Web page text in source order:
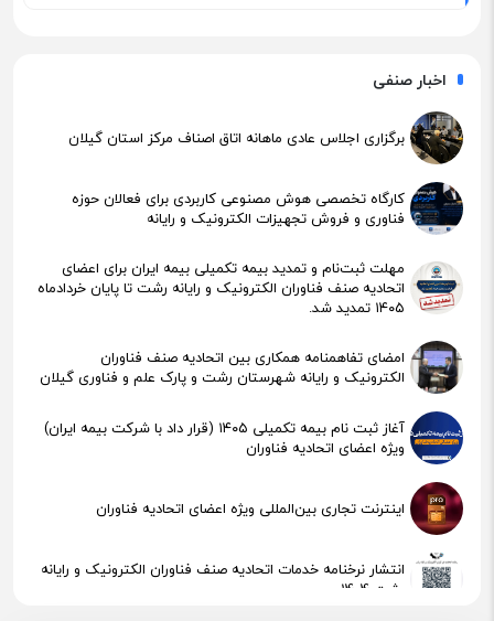
اخبار صنفی
برگزاری اجلاس عادی ماهانه اتاق اصناف مرکز استان گیلان
کارگاه تخصصی هوش مصنوعی کاربردی برای فعالان حوزه
فناوری و فروش تجهیزات الکترونیک و رایانه
مهلت ثبت‌نام و تمدید بیمه تکمیلی بیمه ایران برای اعضای
اتحادیه صنف فناوران الکترونیک و رایانه رشت تا پایان خردادماه
۱۴۰۵ تمدید شد.
امضای تفاهمنامه همکاری بین اتحادیه صنف فناوران
الکترونیک و رایانه شهرستان رشت و پارک علم و فناوری گیلان
آغاز ثبت نام بیمه تکمیلی ۱۴۰۵ (قرار داد با شرکت بیمه ایران)
ویژه اعضای اتحادیه فناوران
اینترنت تجاری بین‌المللی ویژه اعضای اتحادیه فناوران
انتشار نرخنامه خدمات اتحادیه صنف فناوران الکترونیک و رایانه
رشت 1404